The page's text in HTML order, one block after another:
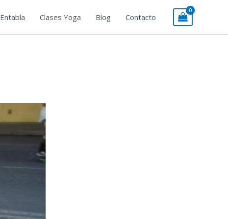
Entabla Clases Yoga Blog Contacto